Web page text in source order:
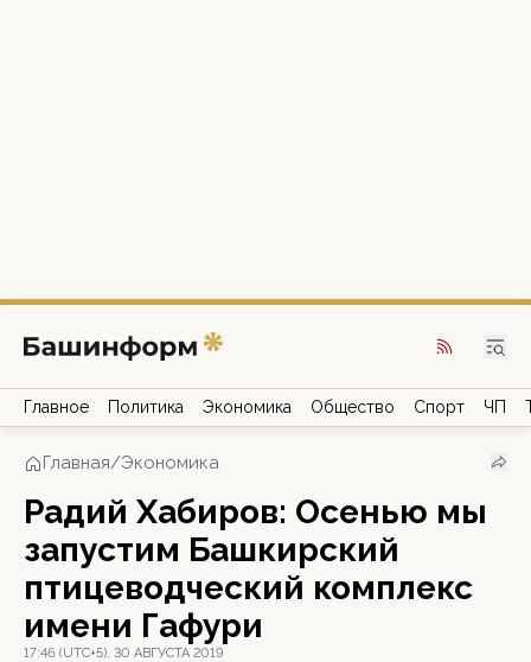
Главное Политика Экономика Общество Спорт ЧП
Главная/Экономика
Радий Хабиров: Осенью мы
запустим Башкирский
птицеводческий комплекс
имени Гафури
17:46 (UTC+5), 30 АВГУСТА 2019